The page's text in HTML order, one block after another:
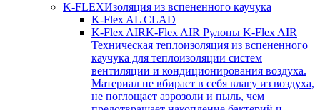
K-FLEXИзоляция из вспененного каучука
K-Flex AL CLAD
K-Flex AIRK-Flex AIR Рулоны K-Flex AIR
Техническая теплоизоляция из вспененного
каучука для теплоизоляции систем
вентиляции и кондиционирования воздуха.
Материал не вбирает в себя влагу из воздуха,
не поглощает аэрозоли и пыль, чем